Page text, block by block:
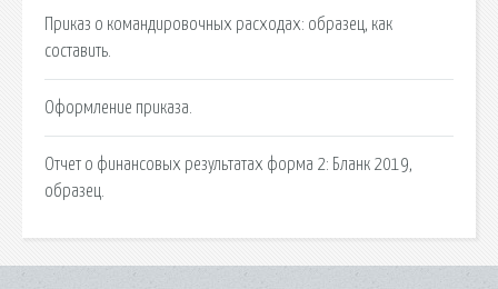
Приказ о командировочных расходах: образец, как
составить.
Оформление приказа.
Отчет о финансовых результатах форма 2: Бланк 2019,
образец.